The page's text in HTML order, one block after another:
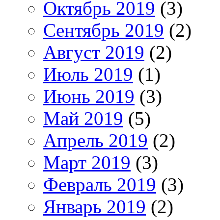
Октябрь 2019 (3)
Сентябрь 2019 (2)
Август 2019 (2)
Июль 2019 (1)
Июнь 2019 (3)
Май 2019 (5)
Апрель 2019 (2)
Март 2019 (3)
Февраль 2019 (3)
Январь 2019 (2)